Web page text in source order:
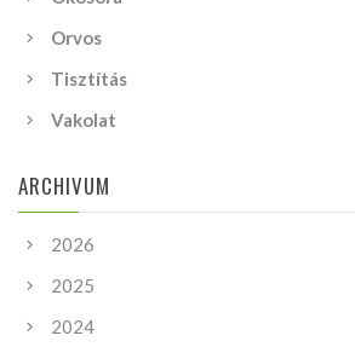
Orvos
Tisztítás
Vakolat
ARCHIVUM
2026
2025
2024